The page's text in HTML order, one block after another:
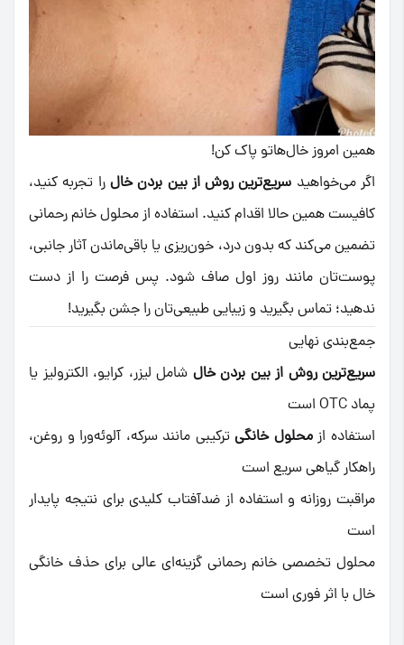
همین امروز خال‌هاتو پاک کن!
اگر می‌خواهید سریع‌ترین روش از بین بردن خال را تجربه کنید،
کافیست همین حالا اقدام کنید. استفاده از محلول خانم رحمانی
تضمین می‌کند که بدون درد، خون‌ریزی یا باقی‌ماندن آثار جانبی،
پوست‌تان مانند روز اول صاف شود. پس فرصت را از دست
ندهید؛ تماس بگیرید و زیبایی طبیعی‌تان را جشن بگیرید!
جمع‌بندی نهایی
سریع‌ترین روش از بین بردن خال شامل لیزر، کرایو، الکترولیز یا
پماد OTC است
استفاده ازمحلول خانگیترکیبی مانند سرکه، آلوئه‌ورا و روغن،
راهکار گیاهی سریع است
مراقبت روزانه و استفاده از ضدآفتاب کلیدی برای نتیجه پایدار
است
محلول تخصصی خانم رحمانی گزینه‌ای عالی برای حذف خانگی
خال با اثر فوری است